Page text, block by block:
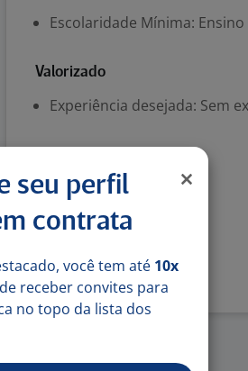
Escolaridade Mínima: Ensino
Valorizado
Experiência desejada: Sem
BOA COMUNICAÇÃO
seu perfil
contrata
você tem até 10x
de receber convites para
no topo da lista dos